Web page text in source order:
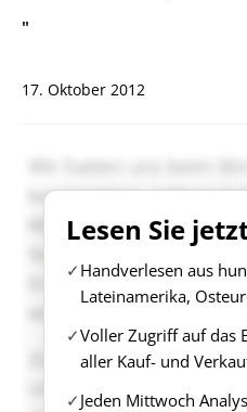
"
17. Oktober 2012
Lesen Sie
Handverlesen aus
Lateinamerika,
Voller Zugriff auf das
aller Kauf- und
Jeden Mittwoch